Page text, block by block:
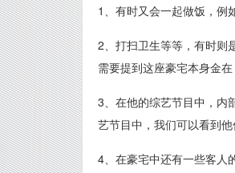
1、有时又会一起做饭，例
2、打扫卫生等等，有时则
需要提到这座豪宅本身金
3、在他的综艺节目中，内
艺节目中，我们可以看到他
4、在豪宅中还有一些客人